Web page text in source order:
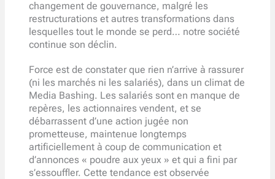
changement de gouvernance, malgré les
restructurations et autres transformations dans
lesquelles tout le monde se perd… notre société
continue son déclin.
Force est de constater que rien n’arrive à rassurer
(ni les marchés ni les salariés), dans un climat de
Media Bashing. Les salariés sont en manque de
repères, les actionnaires vendent, et se
débarrassent d’une action jugée non
prometteuse, maintenue longtemps
artificiellement à coup de communication et
d’annonces « poudre aux yeux » et qui a fini par
s’essouffler. Cette tendance est observée